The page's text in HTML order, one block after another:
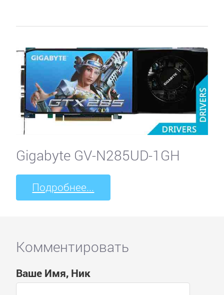
Gigabyte GV-N285UD-1GH
Подробнее...
Комментировать
Ваше Имя, Ник